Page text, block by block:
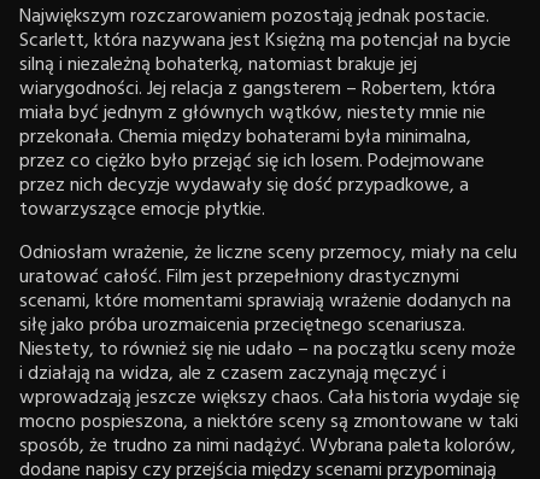
Największym rozczarowaniem pozostają jednak postacie.
Scarlett, która nazywana jest Księżną ma potencjał na bycie
silną i niezależną bohaterką, natomiast brakuje jej
wiarygodności. Jej relacja z gangsterem – Robertem, która
miała być jednym z głównych wątków, niestety mnie nie
przekonała. Chemia między bohaterami była minimalna,
przez co ciężko było przejąć się ich losem. Podejmowane
przez nich decyzje wydawały się dość przypadkowe, a
towarzyszące emocje płytkie.
Odniosłam wrażenie, że liczne sceny przemocy, miały na celu
uratować całość. Film jest przepełniony drastycznymi
scenami, które momentami sprawiają wrażenie dodanych na
siłę jako próba urozmaicenia przeciętnego scenariusza.
Niestety, to również się nie udało – na początku sceny może
i działają na widza, ale z czasem zaczynają męczyć i
wprowadzają jeszcze większy chaos. Cała historia wydaje się
mocno pospieszona, a niektóre sceny są zmontowane w taki
sposób, że trudno za nimi nadążyć. Wybrana paleta kolorów,
dodane napisy czy przejścia między scenami przypominają